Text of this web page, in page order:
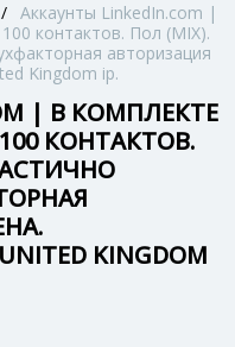
/ Аккаунты LinkedIn.com |
контактов. Пол (MIX).
авторизация
Kingdom ip.
| В КОМПЛЕКТЕ
КОНТАКТОВ.
KINGDOM